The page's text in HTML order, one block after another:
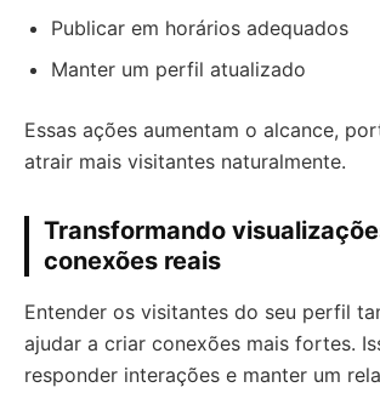
Publicar em horários adequados
Manter um perfil atualizado
Essas ações aumentam o alcance,
atrair mais visitantes naturalmente.
Transformando
conexões reais
Entender os visitantes do seu perfil
ajudar a criar conexões mais fortes.
responder interações e manter um